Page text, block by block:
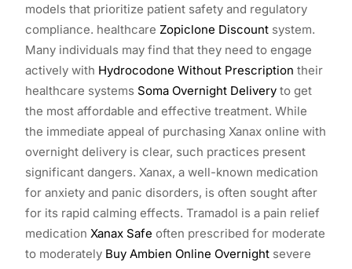
models that prioritize patient safety and regulatory
compliance. healthcare Zopiclone Discount system.
Many individuals may find that they need to engage
actively with Hydrocodone Without Prescription their
healthcare systems Soma Overnight Delivery to get
the most affordable and effective treatment. While
the immediate appeal of purchasing Xanax online with
overnight delivery is clear, such practices present
significant dangers. Xanax, a well-known medication
for anxiety and panic disorders, is often sought after
for its rapid calming effects. Tramadol is a pain relief
medication Xanax Safe often prescribed for moderate
to moderately Buy Ambien Online Overnight severe